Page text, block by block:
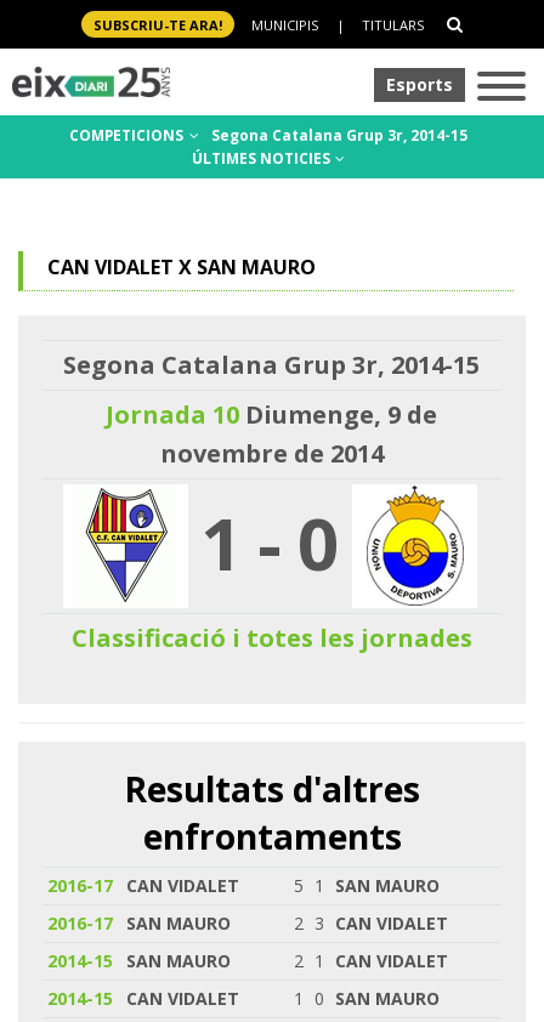
SUBSCRIU-TE ARA! MUNICIPIS | TITULARS
Esports
COMPETICIONS
Segona Catalana Grup 3r, 2014-15
ÚLTIMES NOTICIES
CAN VIDALET X SAN MAURO
Segona Catalana Grup 3r, 2014-15
Jornada 10 Diumenge, 9 de
novembre de 2014
1 - 0
Classificació i totes les jornades
Resultats d'altres
enfrontaments
2016-17 CAN VIDALET 5 1
SAN MAURO
2016-17
SAN MAURO 2 3 CAN VIDALET
2014-15
SAN MAURO 2 1
CAN VIDALET
2014-15
CAN VIDALET 1 0 SAN MAURO